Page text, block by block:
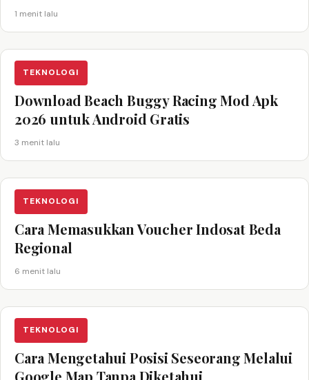
1 menit lalu
TEKNOLOGI
Download Beach Buggy Racing Mod Apk
2026 untuk Android Gratis
3 menit lalu
TEKNOLOGI
Cara Memasukkan Voucher Indosat Beda
Regional
6 menit lalu
TEKNOLOGI
Cara Mengetahui Posisi Seseorang Melalui
Google Map Tanpa Diketahui